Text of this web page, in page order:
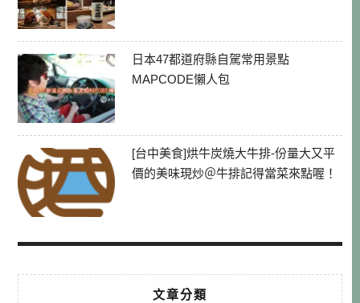
日本47都道府縣自駕常用景點
MAPCODE懶人包
[台中美食]烘牛炭燒大牛排-份量大又平
價的美味現炒＠牛排記得當菜來點喔！
文章分類